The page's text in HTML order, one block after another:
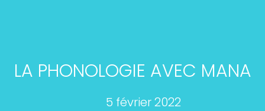
LA PHONOLOGIE AVEC MANA
5 février 2022